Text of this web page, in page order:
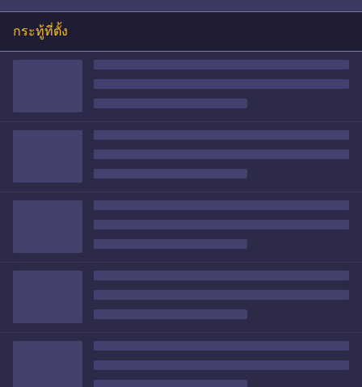
กระทู้ที่ตั้ง